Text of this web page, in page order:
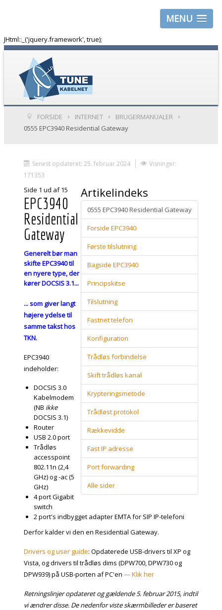
MENU
JHtml::_('jquery.framework', true);
FORSIDE INTERNET
BRUGERMANUALER
0555 EPC3940 Residential Gateway
Senest opdateret: 25. februar 2024
Visninger:
171353
Artikelindeks
0555 EPC3940 Residential Gateway
Forside EPC3940
Første tilslutning
Bagside EPC3940
Principskitse
Tilslutning
Fastnet telefon
Konfiguration
Trådløs forbindelse
Skift trådløs kanal
Krypteringsmetode
Trådløst protokol
Rækkevidde
Fast IP adresse
Port forwarding
Alle sider
Side 1 ud af 15
EPC3940
Residential
Gateway
Generelt bør man
skifte EPC3940 til
en nyere type, der
kører DOCSIS 3.1...
... som giver langt
højere ydelse til
samme takst hos
TKN.
EPC3940
indeholder:
DOCSIS 3.0
Kabelmodem
(NB ikke
DOCSIS 3.1)
Router
USB 2.0 port
Trådløs
accesspoint
802.11n (2,4
GHz) og -ac (5
GHz)
4 port Gigabit
switch
2 port's indbygget adapter EMTA for SIP IP-telefoni
Derfor kalder vi den en Residential Gateway.
Drivers og user guide: Opdaterede USB-drivers til XP og
Vista, og drivers til trådløs dims (DPW700, DPW730 og
DPW939) på USB-porten af PC'en — Klik her
Retningslinjer opdateret og gældende 5. februar 2015, indtil
vi ændrer disse. De nedenfor viste skærmbilleder er baseret